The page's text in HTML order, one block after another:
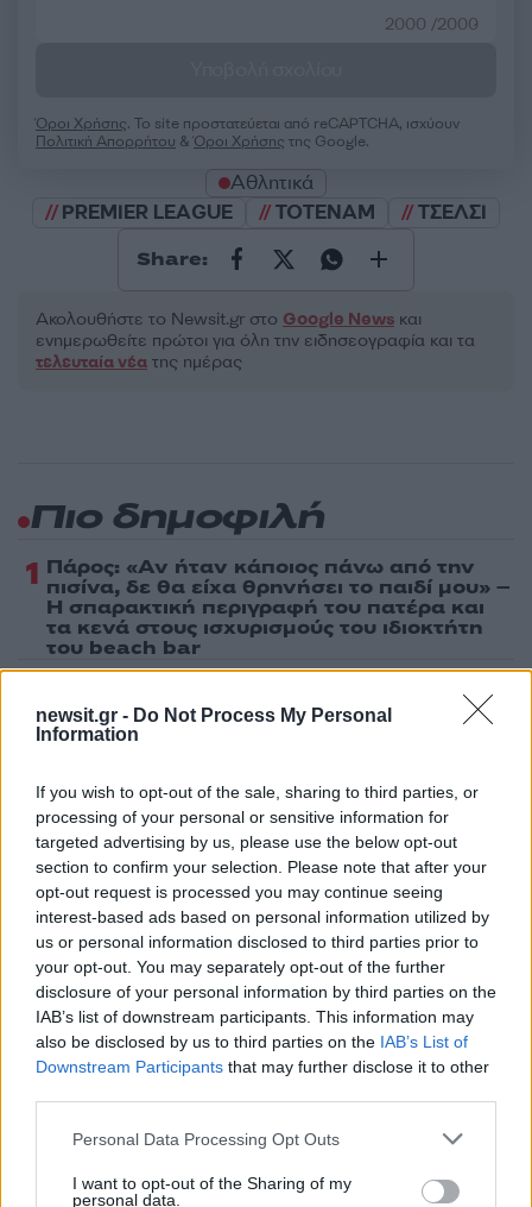
newsit.gr - Do Not Process My Personal
Information
If you wish to opt-out of the sale, sharing to third parties, or
processing of your personal or sensitive information for
targeted advertising by us, please use the below opt-out
section to confirm your selection. Please note that after your
opt-out request is processed you may continue seeing
interest-based ads based on personal information utilized by
us or personal information disclosed to third parties prior to
your opt-out. You may separately opt-out of the further
disclosure of your personal information by third parties on the
IAB’s list of downstream participants. This information may
also be disclosed by us to third parties on the IAB’s List of
Downstream Participants that may further disclose it to other
Please note that this website/app uses one or more Google
not limited to your visit or usage behaviour. You may click to
Personal Data Processing Opt Outs
I want to opt-out of the Sharing of my
personal data.
2000 /2000
Όροι Χρήσης. Το site προστατεύεται από reCAPTCHA, ισχύουν
Πολιτική Απορρήτου &Όροι Χρήσης της Google.
Αθλητικά
PREMIER LEAGUE
ΤΟΤΕΝΑΜ ΤΣΕΛΣΙ
Share:
Ακολουθήστε το Νewsit.gr στο Google News και
ενημερωθείτε πρώτοι για όλη την ειδησεογραφία και τα
τελευταία νέα της ημέρας
Πιο δημοφιλή
1 Πάρος: «Αν ήταν κάποιος πάνω από την
πισίνα, δε θα είχα θρηνήσει το παιδί μου» –
Η σπαρακτική περιγραφή του πατέρα και
τα κενά στους ισχυρισμούς του ιδιοκτήτη
του beach bar
μπότοξ και ανέβασε στο Instagram την
εμπειρία της
ανακοίνωσε ότι παντρεύεται τη σύντροφό
του, Γωγώ Μπαλή
4Γιάννης Παπαμιχαήλ: «Η απαγόρευση
αφορά στη χρήση της εικόνας και της
φωνής της Αλίκης Βουγιουκλάκη μέσω AI»
5Ο Φειδίας Παναγιώτου πήγε με σορτσάκι
σε εκδήλωση μνήμης για τους
δολοφονημένους Κύπριους ήρωες Ισαάκ –
Σολωμού
Πιο σχολιασμένα
σε ελικοδρόμιο – «Πάρκαραν» το
Στην Κρήτη ο Κυριάκος Μητσοτάκης,